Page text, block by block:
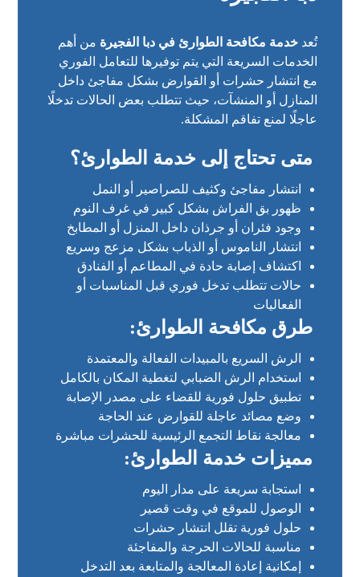
تُعدخدمة مكافحة الطوارئ في دبا الفجيرة من أهم
الخدمات السريعة التي يتم توفيرها للتعامل الفوري
مع انتشار حشرات أو القوارض بشكل مفاجئ داخل
المنازل أو المنشآت، حيث تتطلب بعض الحالات تدخلًا
عاجلًا لمنع تفاقم المشكلة.
متى تحتاج إلى خدمة الطوارئ؟
انتشار مفاجئ وكثيف للصراصير أو النمل
ظهور بق الفراش بشكل كبير في غرف النوم
وجود فئران أو جرذان داخل المنزل أو المطابخ
انتشار الناموس أو الذباب بشكل مزعج وسريع
اكتشاف إصابة حادة في المطاعم أو الفنادق
حالات تتطلب تدخل فوري قبل المناسبات أو
الفعاليات
طرق مكافحة الطوارئ:
الرش السريع بالمبيدات الفعالة والمعتمدة
استخدام الرش الضبابي لتغطية المكان بالكامل
تطبيق حلول فورية للقضاء على مصدر الإصابة
وضع مصائد عاجلة للقوارض عند الحاجة
معالجة نقاط التجمع الرئيسية للحشرات مباشرة
مميزات خدمة الطوارئ:
استجابة سريعة على مدار اليوم
الوصول للموقع في وقت قصير
حلول فورية تقلل انتشار حشرات
مناسبة للحالات الحرجة والمفاجئة
إمكانية إعادة المعالجة والمتابعة بعد التدخل